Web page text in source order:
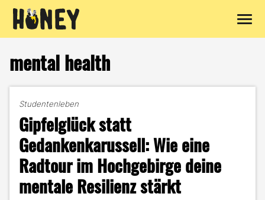
springen
mental health
Studentenleben
Gipfelglück statt
Gedankenkarussell: Wie eine
Radtour im Hochgebirge deine
mentale Resilienz stärkt